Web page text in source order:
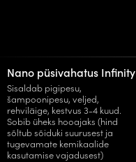
Nano püsivahatus Infinity
Sisaldab pigipesu,
šampoonipesu, veljed,
rehviläige, kestvus 3-4 kuud.
Sobib üheks hooajaks (hind
sõltub sõiduki suurusest ja
tugevamate kemikaalide
kasutamise vajadusest)